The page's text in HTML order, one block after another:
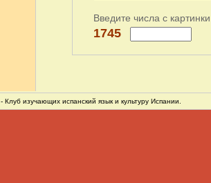
Введите числа с
1745
- Клуб изучающих испанский язык и культуру Испании.